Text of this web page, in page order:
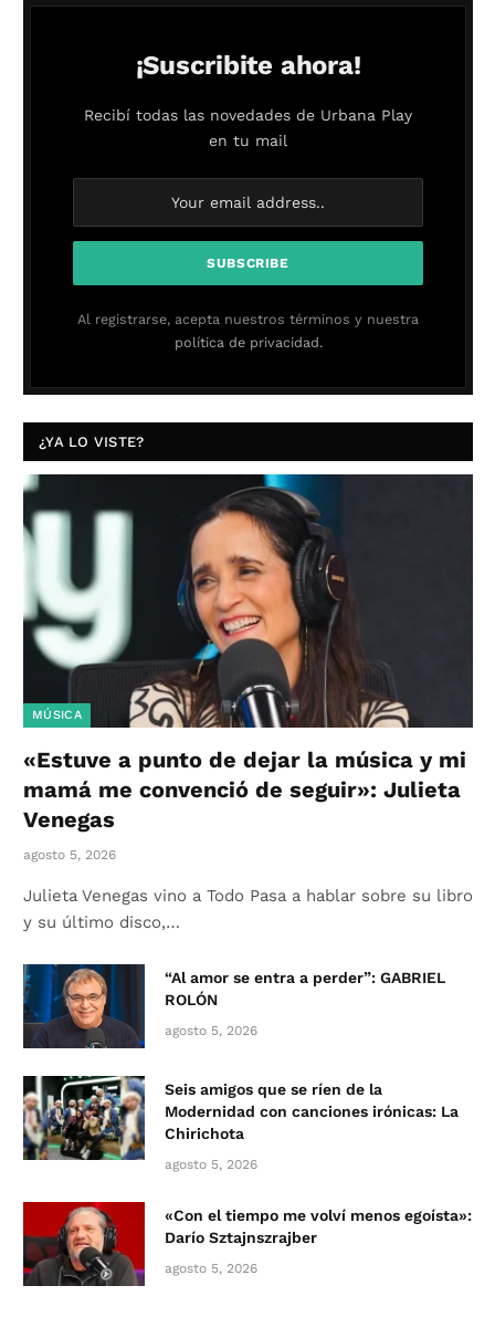
¡Suscribite ahora!
Recibí todas las novedades de Urbana Play
en tu mail
Al registrarse, acepta nuestros términos y nuestra
política de privacidad.
¿YA LO VISTE?
MÚSICA
«Estuve a punto de dejar la música y mi
mamá me convenció de seguir»: Julieta
Venegas
agosto 5, 2026
Julieta Venegas vino a Todo Pasa a hablar sobre su libro
y su último disco,…
“Al amor se entra a perder”: GABRIEL
ROLÓN
agosto 5, 2026
Seis amigos que se ríen de la
Modernidad con canciones irónicas: La
Chirichota
agosto 5, 2026
«Con el tiempo me volví menos egoísta»:
Darío Sztajnszrajber
agosto 5, 2026